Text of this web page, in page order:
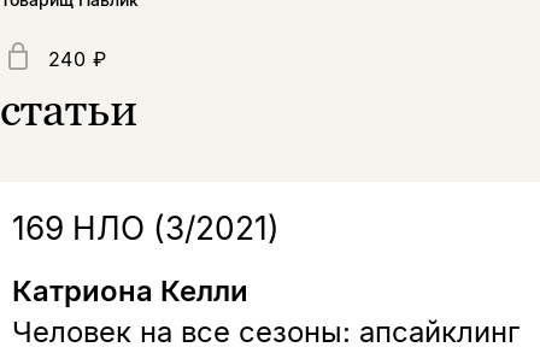
240 ₽
статьи
169 НЛО (3/2021)
Катриона Келли
Человек на все сезоны: апсайклинг